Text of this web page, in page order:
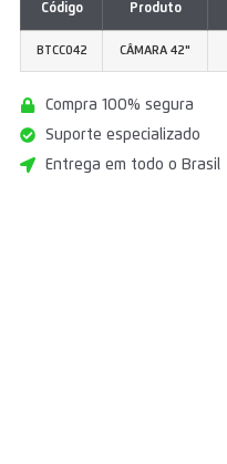
Código Produto
BTCC042 CÂMARA 42"
Compra 100% segura
Suporte especializado
Entrega em todo o Brasil